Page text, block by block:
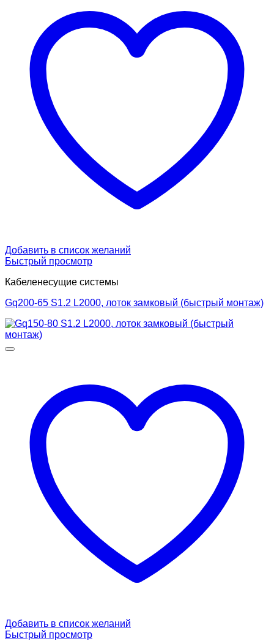
Добавить в список желаний
Быстрый просмотр
Кабеленесущие системы
Gq200-65 S1.2 L2000, лоток замковый (быстрый монтаж)
Добавить в список желаний
Быстрый просмотр